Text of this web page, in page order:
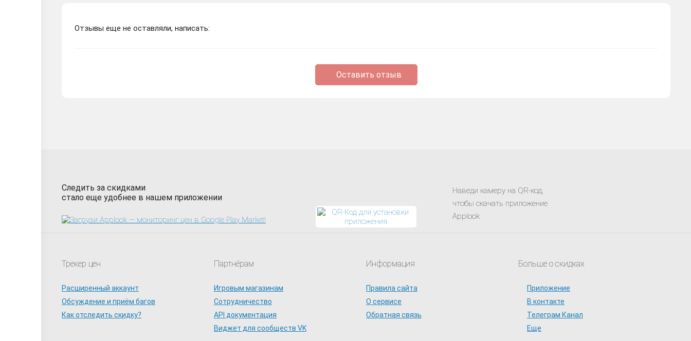
Отзывы еще не оставляли, написать:
Оставить отзыв
Следить за скидками
стало еще удобнее в нашем приложении
Наведи камеру на QR-код,
чтобы скачать приложение
Applook
Трекер цен
Расширенный аккаунт
Обсуждение и приём багов
Как отследить скидку?
Партнёрам
Игровым магазинам
Сотрудничество
API документация
Виджет для сообществ VK
Информация
Правила сайта
О сервисе
Обратная связь
Больше о скидках
Приложение
В контакте
Телеграм Канал
Еще